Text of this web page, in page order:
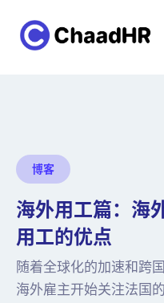
博客
海外用工篇：海
用工的优点
随着全球化的加速和跨
海外雇主开始关注法国